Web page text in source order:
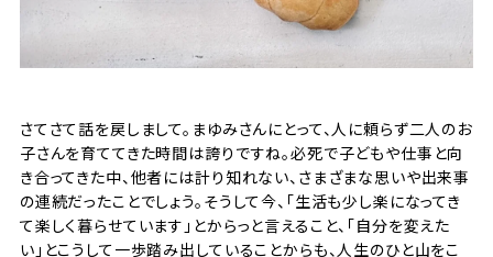
さてさて話を戻しまして。まゆみさんにとって、人に頼らず二人のお
子さんを育ててきた時間は誇りですね。必死で子どもや仕事と向
き合ってきた中、他者には計り知れない、さまざまな思いや出来事
の連続だったことでしょう。そうして今、「生活も少し楽になってき
て楽しく暮らせています」とからっと言えること、「自分を変えた
い」とこうして一歩踏み出していることからも、人生のひと山をこ